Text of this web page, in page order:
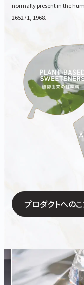
normally present in the
265271, 1968.
プロダクトへの